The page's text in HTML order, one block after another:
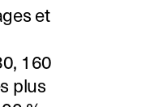
et
160
plus